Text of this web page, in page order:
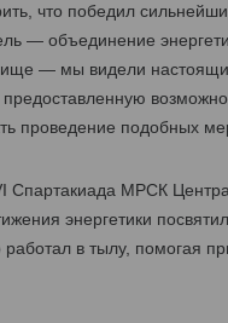
что победил
— объединение
— мы видели
предоставленную
проведение подобных
Cпартакиада МРСК
энергетики
в тылу, помогая